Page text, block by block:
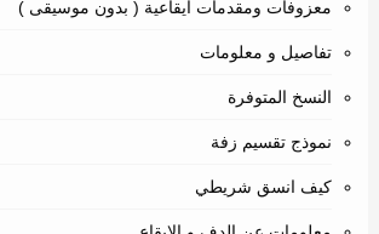
معزوفات ومقدمات ايقاعية ( بدون موسيقى )
تفاصيل و معلومات
النسخ المتوفرة
نموذج تقسيم زفة
كيف انسق شريطي